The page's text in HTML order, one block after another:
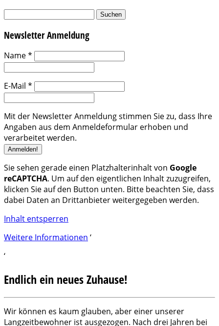
Suchen
Newsletter Anmeldung
Name*
E-Mail *
Mit der Newsletter Anmeldung stimmen Sie zu, dass Ihre
Angaben aus dem Anmeldeformular erhoben und
verarbeitet werden.
Sie sehen gerade einen Platzhalterinhalt von Google
reCAPTCHA. Um auf den eigentlichen Inhalt zuzugreifen,
klicken Sie auf den Button unten. Bitte beachten Sie, dass
dabei Daten an Drittanbieter weitergegeben werden.
Inhalt entsperren
Weitere Informationen ‘
‘
Endlich ein neues Zuhause!
Wir können es kaum glauben, aber einer unserer
Langzeitbewohner ist ausgezogen. Nach drei Jahren bei